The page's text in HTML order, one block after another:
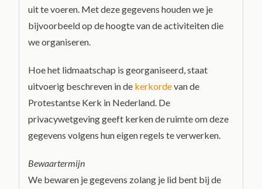
uit te voeren. Met deze gegevens houden we je
bijvoorbeeld op de hoogte van de activiteiten die
we organiseren.
Hoe het lidmaatschap is georganiseerd, staat
uitvoerig beschreven in de kerkordevan de
Protestantse Kerk in Nederland. De
privacywetgeving geeft kerken de ruimte om deze
gegevens volgens hun eigen regels te verwerken.
Bewaartermijn
We bewaren je gegevens zolang je lid bent bij de